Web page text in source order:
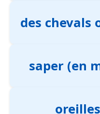
des chevals
saper (en